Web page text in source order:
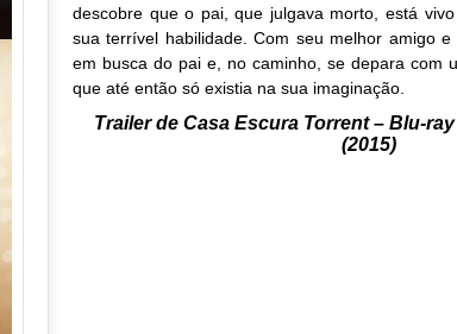
descobre que o pai, que julgava morto, está
sua terrível habilidade. Com seu melhor amigo
em busca do pai e, no caminho, se depara com
que até então só existia na sua imaginação.
Trailer de Casa Escura Torrent – Blu-
(2015)